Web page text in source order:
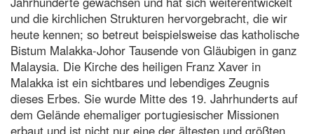
und die kirchlichen Strukturen hervorgebracht, die wir
heute kennen; so betreut beispielsweise das katholische
Bistum Malakka-Johor Tausende von Gläubigen in ganz
Malaysia. Die Kirche des heiligen Franz Xaver in
Malakka ist ein sichtbares und lebendiges Zeugnis
dieses Erbes. Sie wurde Mitte des 19. Jahrhunderts auf
dem Gelände ehemaliger portugiesischer Missionen
erbaut und ist nicht nur eine der ältesten und größten